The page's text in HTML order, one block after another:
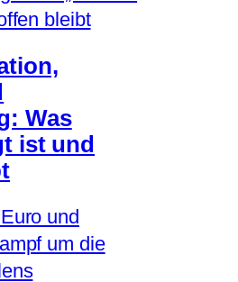
Was
ist und